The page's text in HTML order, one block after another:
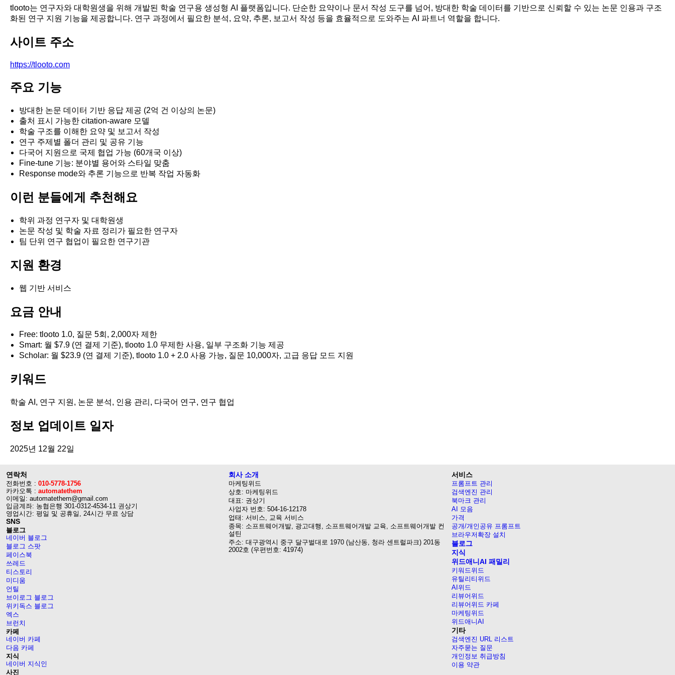
tlooto는 연구자와 대학원생을 위해 개발된 학술 연구용 생성형 AI 플랫폼입니다. 단순한 요약이나 문서 작성 도구를 넘어, 방대한 학술 데이터를 기반으로 신뢰할 수 있는 논문 인용과 구조
화된 연구 지원 기능을 제공합니다. 연구 과정에서 필요한 분석, 요약, 추론, 보고서 작성 등을 효율적으로 도와주는 AI 파트너 역할을 합니다.
사이트 주소
https://tlooto.com
주요 기능
방대한 논문 데이터 기반 응답 제공 (2억 건 이상의 논문)
출처 표시 가능한 citation-aware 모델
학술 구조를 이해한 요약 및 보고서 작성
연구 주제별 폴더 관리 및 공유 기능
다국어 지원으로 국제 협업 가능 (60개국 이상)
Fine-tune 기능: 분야별 용어와 스타일 맞춤
Response mode와 추론 기능으로 반복 작업 자동화
이런 분들에게 추천해요
학위 과정 연구자 및 대학원생
논문 작성 및 학술 자료 정리가 필요한 연구자
팀 단위 연구 협업이 필요한 연구기관
지원 환경
웹 기반 서비스
요금 안내
Free: tlooto 1.0, 질문 5회, 2,000자 제한
Smart: 월 $7.9 (연 결제 기준), tlooto 1.0 무제한 사용, 일부 구조화 기능 제공
Scholar: 월 $23.9 (연 결제 기준), tlooto 1.0 + 2.0 사용 가능, 질문 10,000자, 고급 응답 모드 지원
키워드
학술 AI, 연구 지원, 논문 분석, 인용 관리, 다국어 연구, 연구 협업
정보 업데이트 일자
2025년 12월 22일
연락처
전화번호 : 010-5778-1756
카카오톡 : automatethem
이메일: automatethem@gmail.com
입금계좌: 농협은행 301-0312-4534-11 권상기
영업시간: 평일 및 공휴일, 24시간 무료 상담
SNS
블로그
네이버 블로그
블로그 스팟
페이스북
쓰레드
티스토리
미디움
언틸
브이로그 블로그
위키독스 블로그
엑스
브런치
카페
네이버 카페
다음 카페
지식
네이버 지식인
사진
회사 소개
마케팅위드
상호: 마케팅위드
대표: 권상기
사업자 번호: 504-16-12178
업태: 서비스, 교육 서비스
종목: 소프트웨어개발, 광고대행, 소프트웨어개발 교육, 소프트웨어개발 컨
설틴
주소: 대구광역시 중구 달구벌대로 1970 (남산동, 청라 센트럴파크) 201동
2002호 (우편번호: 41974)
서비스
프롬프트 관리
검색엔진 관리
북마크 관리
AI 모음
가격
공개/개인공유 프롬프트
브라우저확장 설치
블로그
지식
위드애니AI 패밀리
키워드위드
유틸리티위드
AI위드
리뷰어위드
리뷰어위드 카페
마케팅위드
위드애니AI
기타
검색엔진 URL 리스트
자주묻는 질문
개인정보 취급방침
이용 약관